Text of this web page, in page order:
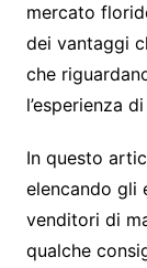
mercato
dei vantaggi
che
l’esperienza
In questo
elencando gli
venditori di
qualche